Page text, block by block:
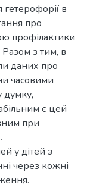
в
про
профілактики
Разом з тим, в
даних про
часовими
думку,
є цей
при
у дітей з
через кожні